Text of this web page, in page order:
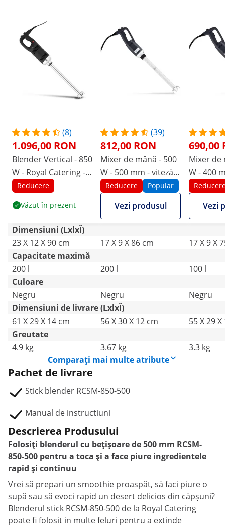
(8)
1.096,00 RON
Blender Vertical - 850
W - Royal Catering -
500 mm - 8.000 -
Reducere
Văzut în prezent
(39)
812,00 RON
Mixer de mână - 500
W - 500 mm - viteză
reglabilă între 4.000
și 18.000 rpm
Reducere Popular
Vezi produsul
690,00
Mixer de
W - 400
rpm
Vezi
Dimensiuni (LxlxÎ)
23 X 12 X 90 cm
17 X 9 X 86 cm
17 X 9 X
Capacitate maximă
200 l
200 l
100 l
Culoare
Negru
Negru
Negru
Dimensiuni de livrare (LxlxÎ)
61 X 29 X 14 cm
56 X 30 X 12 cm
55 X 29
Greutate
4.9 kg
3.67 kg
3.3 kg
Comparați mai multe atribute
Pachet de livrare
Stick blender RCSM-850-500
Manual de instructiuni
Descrierea Produsului
Folosiți blenderul cu bețișoare de 500 mm RCSM-
850-500 pentru a toca și a face piure ingredientele
rapid și continuu
Vrei să prepari un smoothie proaspăt, să faci piure o
supă sau să evoci rapid un desert delicios din căpșuni?
Blenderul stick RCSM-850-500 de la Royal Catering
poate fi folosit in multe feluri pentru a extinde